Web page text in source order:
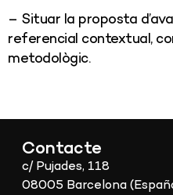
– Situar la proposta
referencial contextual,
metodològic.
Contacte
c/ Pujades, 118
08005 Barcelona